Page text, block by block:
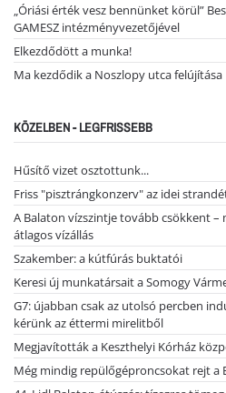
„Óriási érték vesz bennünket körül”
GAMESZ intézményvezetőjével
Elkezdődött a munka!
Ma kezdődik a Noszlopy utca felújítása
KÖZELBEN - LEGFRISSEBB
Hűsítő vizet osztottunk...
Friss "pisztrángkonzerv" az idei
A Balaton vízszintje tovább csökkent –
átlagos vízállás
Szakember: a kútfúrás buktatói
Keresi új munkatársait a Somogy
G7: újabban csak az utolsó percben
kérünk az éttermi mirelitből
Megjavították a Keszthelyi Kórház
Még mindig repülőgéproncsokat rejt a